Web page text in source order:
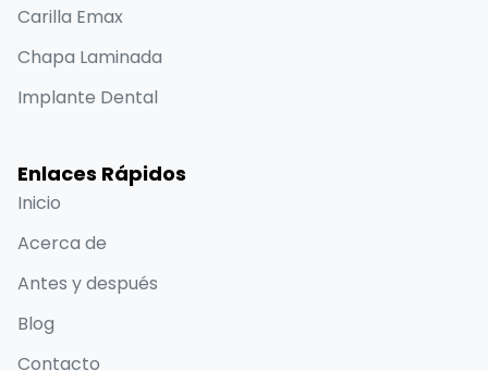
Carilla Emax
Chapa Laminada
Implante Dental
Enlaces Rápidos
Inicio
Acerca de
Antes y después
Blog
Contacto